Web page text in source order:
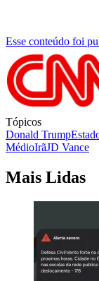
Esse conteúdo foi
Tópicos
Donald Trump
MédioIrãJD Vance
Mais Lidas